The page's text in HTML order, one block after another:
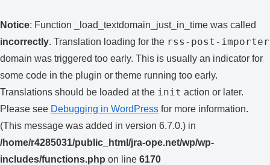
Notice: Function _load_textdomain_just_in_time was called
incorrectly. Translation loading for the rss-post-importer
domain was triggered too early. This is usually an indicator for
some code in the plugin or theme running too early.
Translations should be loaded at the init action or later.
Please see Debugging in WordPress for more information.
(This message was added in version 6.7.0.) in
/home/r4285031/public_html/jra-ope.net/wp/wp-
includes/functions.php on line 6170